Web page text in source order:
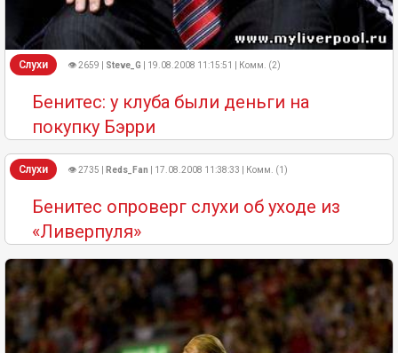
Слухи 👁 2659 | Steve_G | 19.08.2008 11:15:51 | Комм. (2)
Бенитес: у клуба были деньги на
покупку Бэрри
Слухи 👁 2735 | Reds_Fan | 17.08.2008 11:38:33 | Комм. (1)
Бенитес опроверг слухи об уходе из
«Ливерпуля»